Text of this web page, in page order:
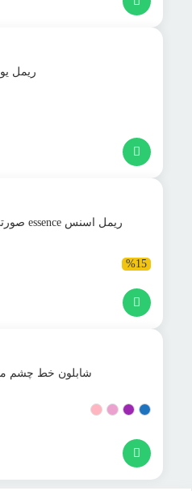
ریمل
ریمل اسنس essence صورتی اصلی ساخت ایتالیا
%15
شابلون خط چشم